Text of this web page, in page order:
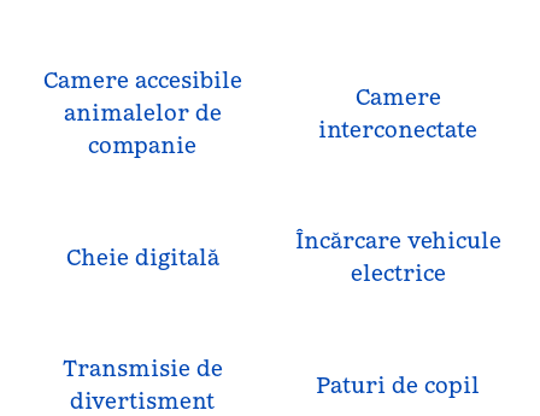
Camere accesibile
animalelor de
companie
Camere
interconectate
Cheie digitală
Încărcare vehicule
electrice
Transmisie de
divertisment
Paturi de copil